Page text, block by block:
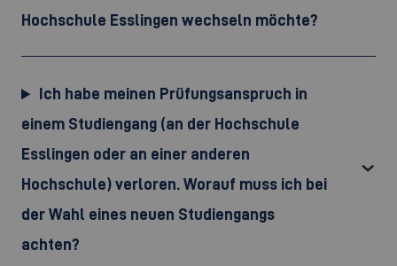
Hochschule Esslingen wechseln möchte?
Ich habe meinen Prüfungsanspruch in
einem Studiengang (an der Hochschule
Esslingen oder an einer anderen
Hochschule) verloren. Worauf muss ich bei
der Wahl eines neuen Studiengangs
achten?